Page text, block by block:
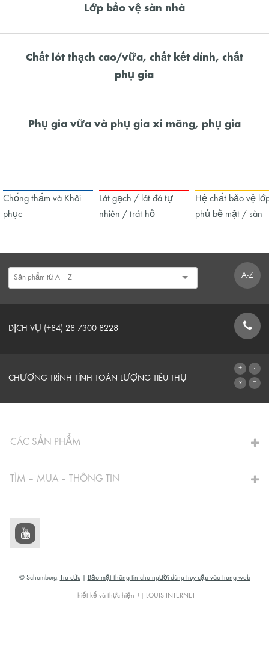
Lớp bảo vệ sàn nhà
Chất lót thạch cao/vữa, chất kết dính, chất
phụ gia
Phụ gia vữa và phụ gia xi măng, phụ gia
Chống thấm và Khôi
phục
Lát gạch / lát đá tự
nhiên / trát hồ
Hệ chất bảo vệ
phủ bề mặt / sàn
A-Z
DỊCH VỤ (+84) 28 7300 8228
BIỂU MẪU LIÊN HỆ
CHƯƠNG TRÌNH TÍNH TOÁN LƯỢNG TIÊU THỤ
CÁC SẢN PHẨM
TÌM – MUA – THÔNG TIN
© Schomburg. Tra cứu| Bảo mật thông tin cho người dùng truy cập vào trang web
Thiết kế và thực hiện +| LOUIS INTERNET